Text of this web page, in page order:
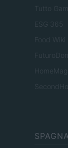
Tutto
ESG 365
Food Wiki